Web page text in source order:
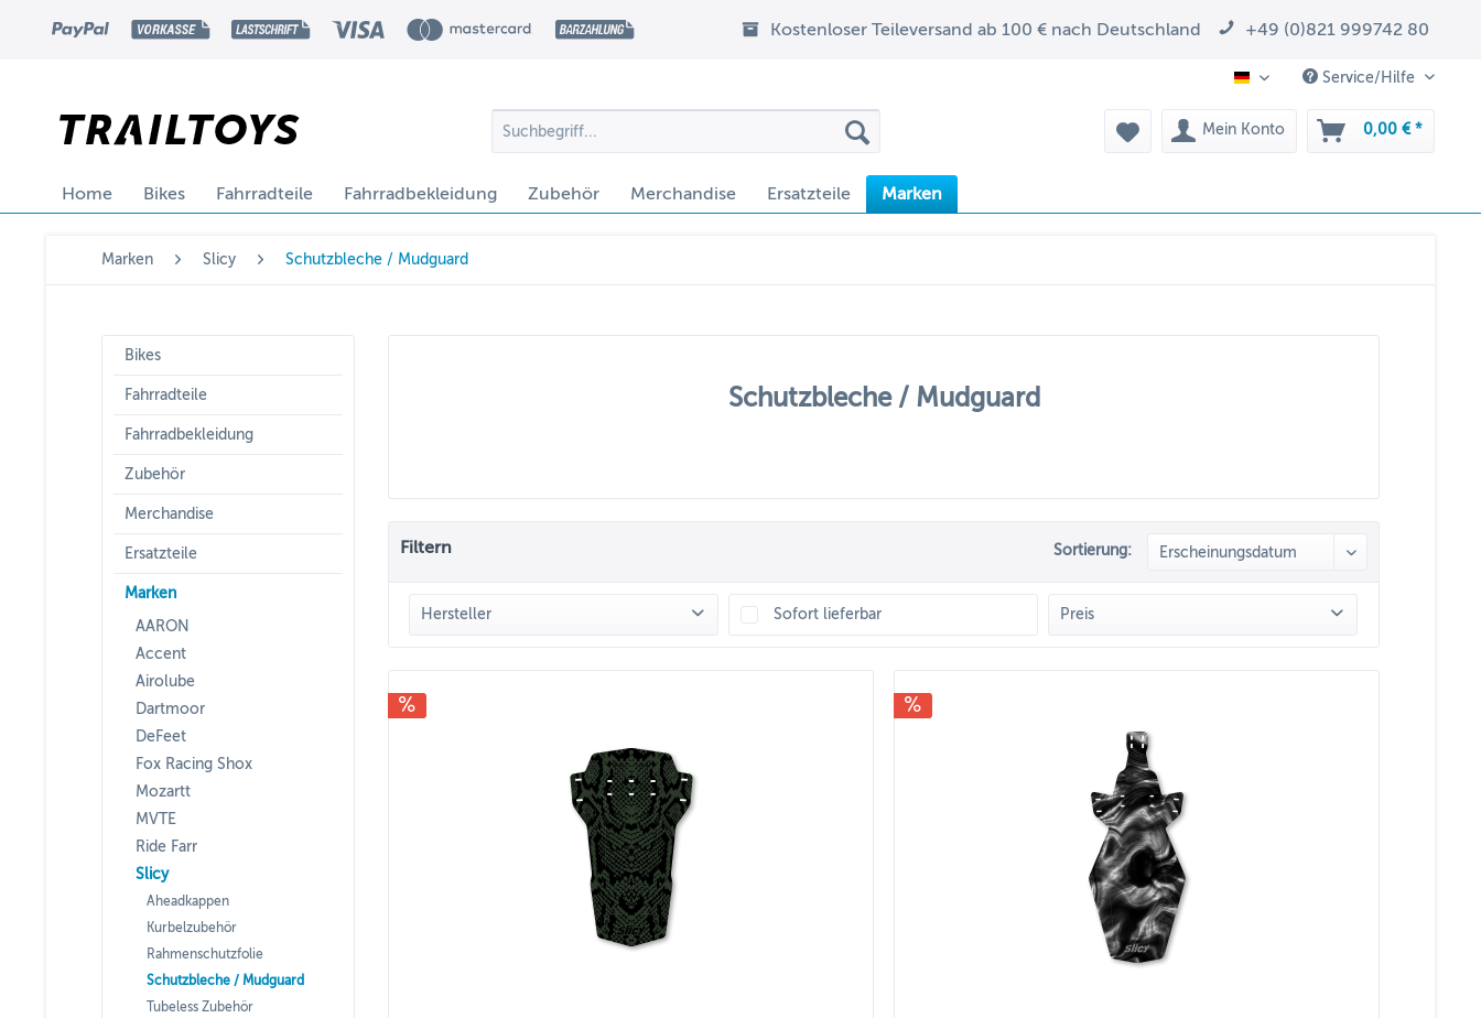
Kostenloser Teileversand ab 100 € nach Deutschland +49 (0)821 999742 80
DE Service/Hilfe
Mein Konto 0,00 € *
Home Bikes Fahrradteile Fahrradbekleidung Zubehör Merchandise Ersatzteile Marken
Marken Slicy Schutzbleche / Mudguard
Bikes
Fahrradteile
Fahrradbekleidung
Zubehör
Merchandise
Ersatzteile
Marken
AARON
Accent
Airolube
Dartmoor
DeFeet
Fox Racing Shox
Mozartt
MVTE
Ride Farr
Slicy
Aheadkappen
Kurbelzubehör
Rahmenschutzfolie
Schutzbleche / Mudguard
Tubeless Zubehör
Schutzbleche / Mudguard
Filtern Sortierung:
Hersteller Sofort lieferbar Preis